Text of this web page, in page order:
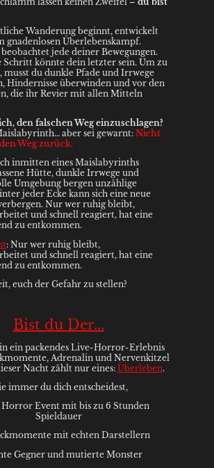
Wanderung beginnt, entwickelt
gnadenlosen Überlebenskampf.
jede deiner Bewegungen.
Schritt könnte dein letzter sein. Um zu
musst du dunkle Pfade und Irrwege
Hindernisse überwinden und vor den
die ihr Revier mit allen Mitteln
den falschen Weg einzuschlagen?
aber sei gewarnt: Nicht
Weg zurück.
inmitten eines Maislabyrinths
Hütte, dunkle Irrwege und
Umgebung bergen unzählige
jeder Ecke kann sich eine neue
Nur wer ruhig bleibt,
und schnell reagiert, hat eine
zu entkommen.
: Nur wer ruhig bleibt,
und schnell reagiert, hat eine
zu entkommen.
euch der Gefahr zu stellen?
Bist du Der...
ein packendes Live-Horror-Erlebnis
Adrenalin und Nervenkitzel
Nacht zählt nur eines: Überleben.
immer du dich entscheidest,
Event mit bis zu 6 Stunden
Spieldauer
mit echten Darstellern
Gegner und mutierte Monster